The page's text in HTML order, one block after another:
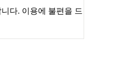
다. 이용에 불편을 드